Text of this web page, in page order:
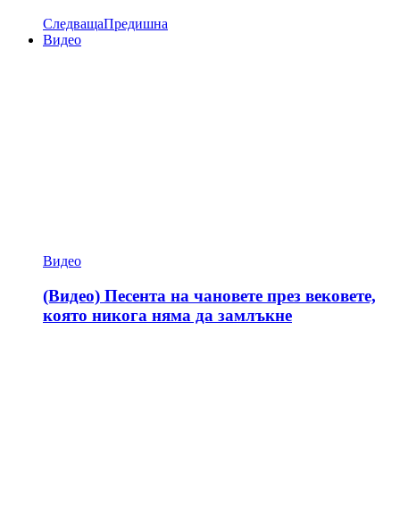
СледващаПредишна
Видео
Видео
(Видео) Песента на чановете през вековете,
която никога няма да замлъкне